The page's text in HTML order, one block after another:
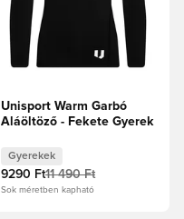
Unisport Warm Garbó
Aláöltöző - Fekete Gyerek
Gyerekek
9290 Ft11 490 Ft
Sok méretben kapható